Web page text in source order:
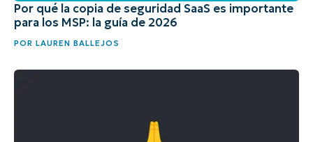
Por qué la copia de seguridad SaaS es importante
para los MSP: la guía de 2026
POR LAUREN BALLEJOS